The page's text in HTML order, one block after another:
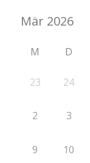
M D
23 24
2 3
9 10